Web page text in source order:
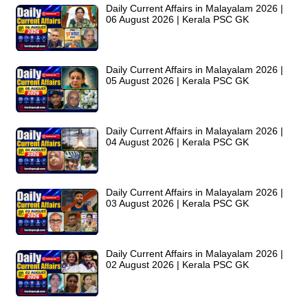
Daily Current Affairs in Malayalam 2026 |
06 August 2026 | Kerala PSC GK
Daily Current Affairs in Malayalam 2026 |
05 August 2026 | Kerala PSC GK
Daily Current Affairs in Malayalam 2026 |
04 August 2026 | Kerala PSC GK
Daily Current Affairs in Malayalam 2026 |
03 August 2026 | Kerala PSC GK
Daily Current Affairs in Malayalam 2026 |
02 August 2026 | Kerala PSC GK